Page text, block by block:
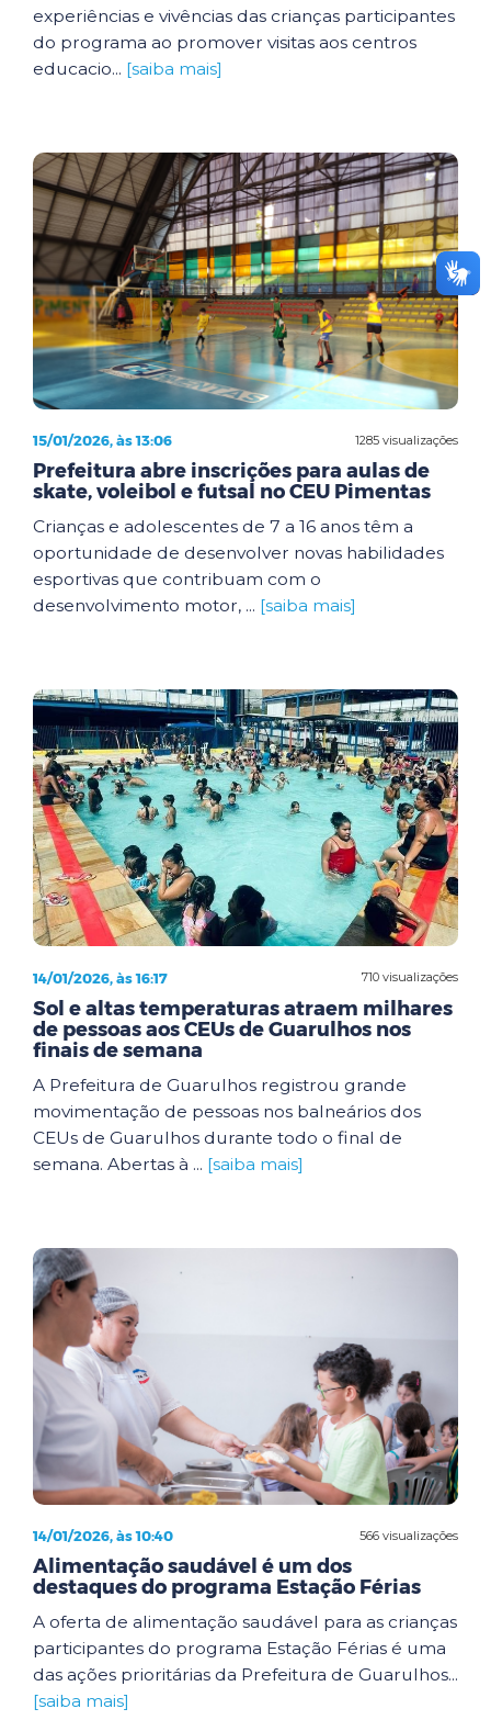
experiências e vivências das crianças participantes
do programa ao promover visitas aos centros
educacio... [saiba mais]
1285 visualizações
15/01/2026, às 13:06
Prefeitura abre inscrições para aulas de
skate, voleibol e futsal no CEU Pimentas
Crianças e adolescentes de 7 a 16 anos têm a
oportunidade de desenvolver novas habilidades
esportivas que contribuam com o
desenvolvimento motor, ... [saiba mais]
710 visualizações
14/01/2026, às 16:17
Sol e altas temperaturas atraem milhares
de pessoas aos CEUs de Guarulhos nos
finais de semana
A Prefeitura de Guarulhos registrou grande
movimentação de pessoas nos balneários dos
CEUs de Guarulhos durante todo o final de
semana. Abertas à ... [saiba mais]
566 visualizações
14/01/2026, às 10:40
Alimentação saudável é um dos
destaques do programa Estação Férias
A oferta de alimentação saudável para as crianças
participantes do programa Estação Férias é uma
das ações prioritárias da Prefeitura de Guarulhos...
[saiba mais]